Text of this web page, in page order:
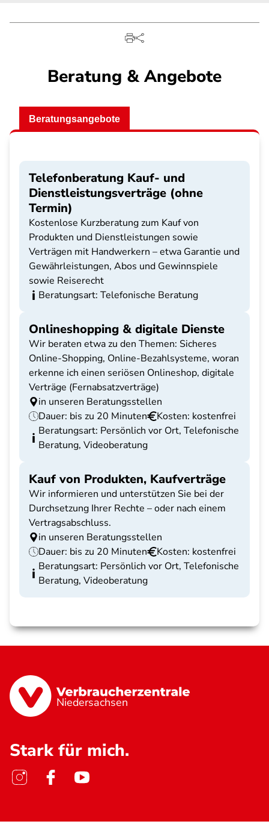
Beratung & Angebote
Beratungsangebote
Telefonberatung Kauf- und
Dienstleistungsverträge (ohne
Termin)
Kostenlose Kurzberatung zum Kauf von
Produkten und Dienstleistungen sowie
Verträgen mit Handwerkern – etwa Garantie und
Gewährleistungen, Abos und Gewinnspiele
sowie Reiserecht
Beratungsart: Telefonische Beratung
Onlineshopping & digitale Dienste
Wir beraten etwa zu den Themen: Sicheres
Online-Shopping, Online-Bezahlsysteme, woran
erkenne ich einen seriösen Onlineshop, digitale
Verträge (Fernabsatzverträge)
in unseren Beratungsstellen
Dauer: bis zu 20 Minuten
Kosten: kostenfrei
Beratungsart: Persönlich vor Ort, Telefonische
Beratung, Videoberatung
Kauf von Produkten, Kaufverträge
Wir informieren und unterstützen Sie bei der
Durchsetzung Ihrer Rechte – oder nach einem
Vertragsabschluss.
in unseren Beratungsstellen
Dauer: bis zu 20 Minuten
Kosten: kostenfrei
Beratungsart: Persönlich vor Ort, Telefonische
Beratung, Videoberatung
Niedersachsen
Stark für mich.